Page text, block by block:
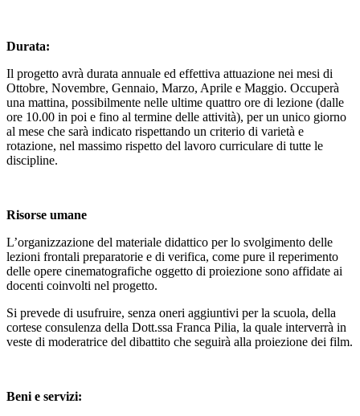
Durata:
Il progetto avrà durata annuale ed effettiva attuazione nei mesi di
Ottobre, Novembre, Gennaio, Marzo, Aprile e Maggio. Occuperà
una mattina, possibilmente nelle ultime quattro ore di lezione (dalle
ore 10.00 in poi e fino al termine delle attività), per un unico giorno
al mese che sarà indicato rispettando un criterio di varietà e
rotazione, nel massimo rispetto del lavoro curriculare di tutte le
discipline.
Risorse umane
L’organizzazione del materiale didattico per lo svolgimento delle
lezioni frontali preparatorie e di verifica, come pure il reperimento
delle opere cinematografiche oggetto di proiezione sono affidate ai
docenti coinvolti nel progetto.
Si prevede di usufruire, senza oneri aggiuntivi per la scuola, della
cortese consulenza della Dott.ssa Franca Pilia, la quale interverrà in
veste di moderatrice del dibattito che seguirà alla proiezione dei film.
Beni e servizi: